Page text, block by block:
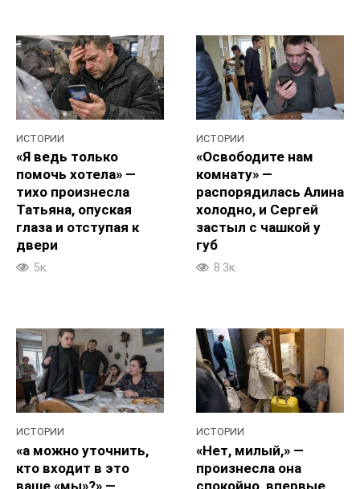
ИСТОРИИ
«Я ведь только
помочь хотела» —
тихо произнесла
Татьяна, опуская
глаза и отступая к
двери
5к.
ИСТОРИИ
«Освободите нам
комнату» —
распорядилась Алина
холодно, и Сергей
застыл с чашкой у
губ
8.3к.
ИСТОРИИ
«а можно уточнить,
кто входит в это
ваше «мы»?» —
ИСТОРИИ
«Нет, милый,» —
произнесла она
спокойно, впервые